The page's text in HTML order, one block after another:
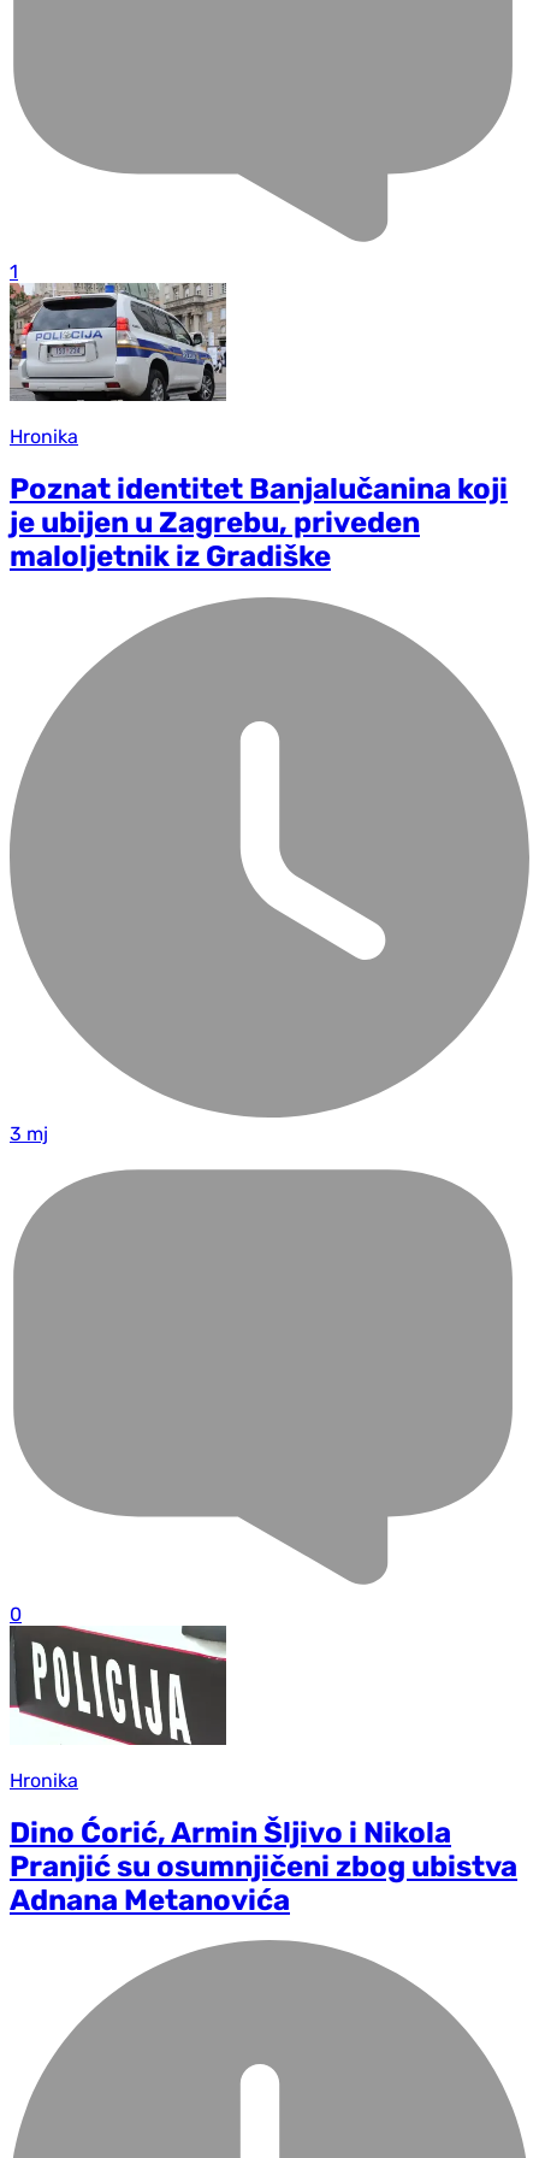
1
Hronika
Poznat identitet Banjalučanina koji
je ubijen u Zagrebu, priveden
maloljetnik iz Gradiške
3 mj
0
Hronika
Dino Ćorić, Armin Šljivo i Nikola
Pranjić su osumnjičeni zbog ubistva
Adnana Metanovića